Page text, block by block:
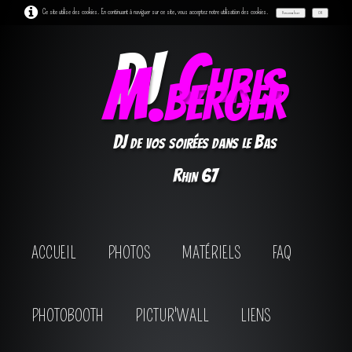
Ce site utilise des cookies. En continuant à naviguer sur ce site, vous acceptez notre utilisation des cookies. Personnaliser OK
DJChris
M.berger
DJ de vos soirées dans le Bas
Rhin 67
ACCUEIL PHOTOS MATÉRIELS FAQ
PHOTOBOOTH PICTUR'WALL LIENS